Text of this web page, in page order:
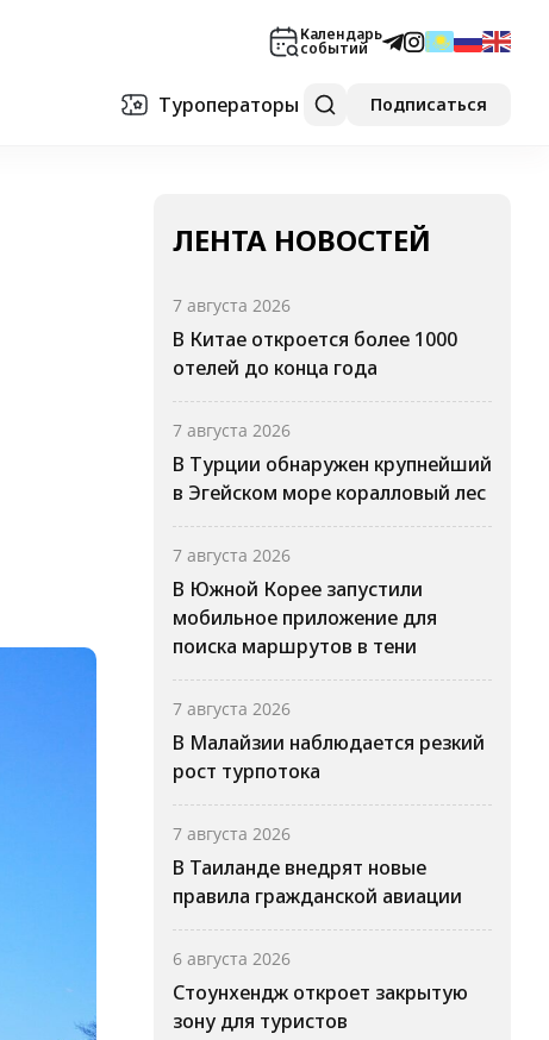
Календарь
событий
Туроператоры Подписаться
ЛЕНТА НОВОСТЕЙ
7 августа 2026
В Китае откроется более 1000
отелей до конца года
7 августа 2026
В Турции обнаружен крупнейший
в Эгейском море коралловый лес
7 августа 2026
В Южной Корее запустили
мобильное приложение для
поиска маршрутов в тени
7 августа 2026
В Малайзии наблюдается резкий
рост турпотока
7 августа 2026
В Таиланде внедрят новые
правила гражданской авиации
6 августа 2026
Стоунхендж откроет закрытую
зону для туристов